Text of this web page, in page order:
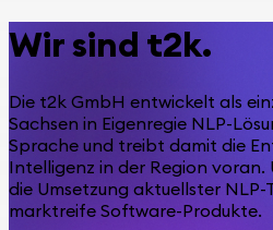
Wir sind t2k.
Die t2k GmbH entwickelt als
Sachsen in Eigenregie NLP-
Sprache und treibt damit die
Intelligenz in der Region voran.
die Umsetzung aktuellster
marktreife Software-Produkte.